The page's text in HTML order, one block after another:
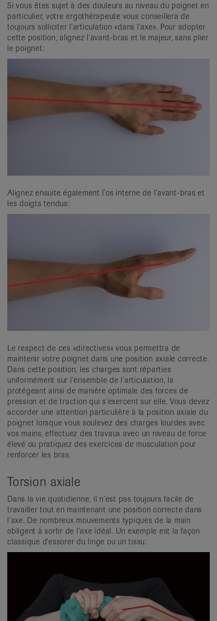
Si vous êtes sujet à des douleurs au niveau du poignet en
particulier, votre ergothérapeute vous conseillera de
toujours solliciter l’articulation «dans l’axe». Pour adopter
cette position, alignez l’avant-bras et le majeur, sans plier
le poignet:
Alignez ensuite également l’os interne de l’avant-bras et
les doigts tendus:
Le respect de ces «directives» vous permettra de
maintenir votre poignet dans une position axiale correcte.
Dans cette position, les charges sont réparties
uniformément sur l’ensemble de l’articulation, la
protégeant ainsi de manière optimale des forces de
pression et de traction qui s’exercent sur elle. Vous devez
accorder une attention particulière à la position axiale du
poignet lorsque vous soulevez des charges lourdes avec
vos mains, effectuez des travaux avec un niveau de force
élevé ou pratiquez des exercices de musculation pour
renforcer les bras.
Torsion axiale
Dans la vie quotidienne, il n’est pas toujours facile de
travailler tout en maintenant une position correcte dans
l’axe. De nombreux mouvements typiques de la main
obligent à sortir de l’axe idéal. Un exemple est la façon
classique d’essorer du linge ou un tissu: